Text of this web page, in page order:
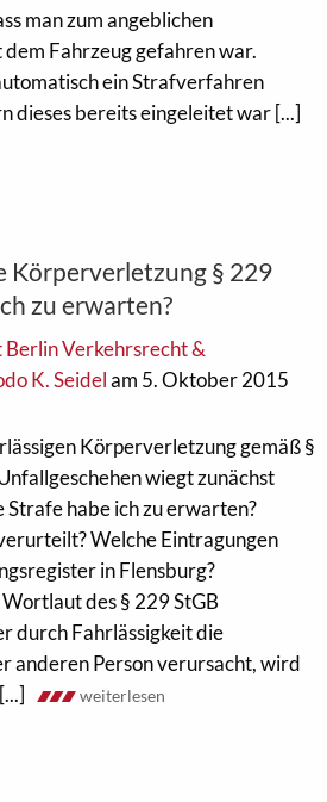
man zum angeblichen
Fahrzeug gefahren war.
ein Strafverfahren
dieses bereits eingeleitet war [...]
Körperverletzung § 229
zu erwarten?
Berlin Verkehrsrecht &
K. Seidelam 5. Oktober 2015
Körperverletzung gemäß §
wiegt zunächst
Strafe habe ich zu erwarten?
Welche Eintragungen
in Flensburg?
des § 229 StGB
durch Fahrlässigkeit die
anderen Person verursacht, wird
weiterlesen